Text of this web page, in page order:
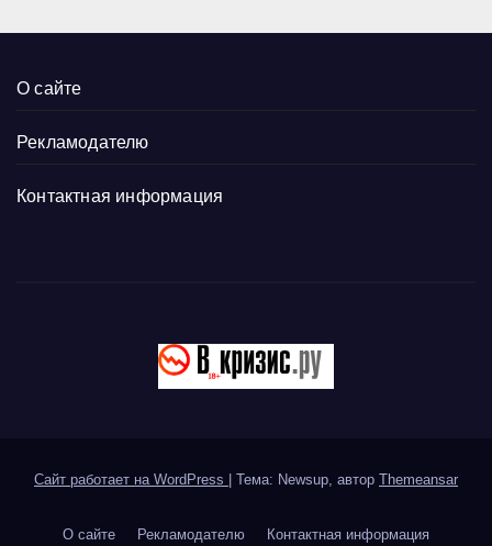
О сайте
Рекламодателю
Контактная информация
Сайт работает на WordPress Тема: Newsup, автор Themeansar
О сайте Рекламодателю Контактная информация